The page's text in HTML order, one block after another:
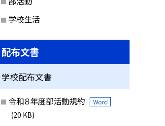
学校生活
配布文書
学校配布文書
令和８年度部活動規約 Word
(20 KB)